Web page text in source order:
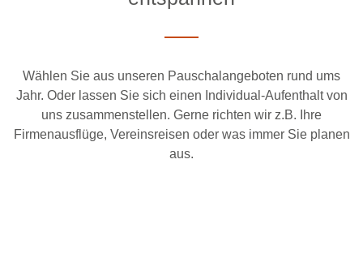
Wählen Sie aus unseren Pauschalangeboten rund ums
Jahr. Oder lassen Sie sich einen Individual-Aufenthalt von
uns zusammenstellen. Gerne richten wir z.B. Ihre
Firmenausflüge, Vereinsreisen oder was immer Sie planen
aus.